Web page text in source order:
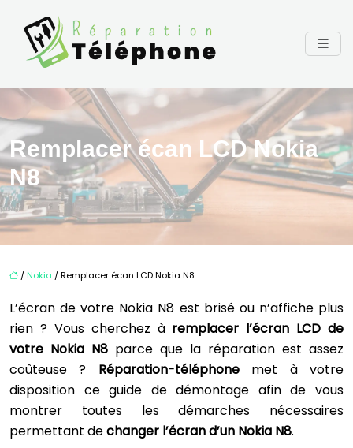
Remplacer écan LCD Nokia
N8
/ Nokia / Remplacer écan LCD Nokia N8
L’écran de votre Nokia N8 est brisé ou n’affiche plus
rien ? Vous cherchez à remplacer l’écran LCD de
votre Nokia N8 parce que la réparation est assez
coûteuse ? Réparation-téléphonemet à votre
disposition ce guide de démontage afin de vous
montrer toutes les démarches nécessaires
permettant dechanger l’écran d’un Nokia N8.